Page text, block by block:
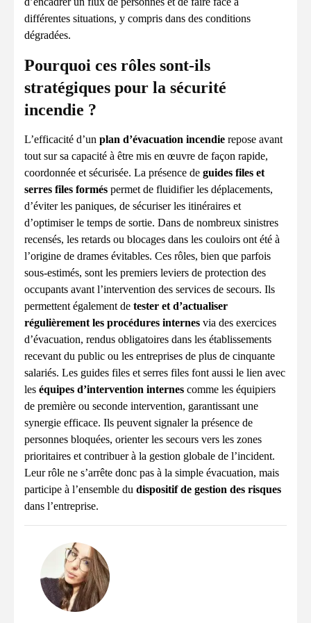
différentes situations, y compris dans des conditions
dégradées.
Pourquoi ces rôles sont-ils
stratégiques pour la sécurité
incendie ?
L’efficacité d’un plan d’évacuation incendie repose avant
tout sur sa capacité à être mis en œuvre de façon rapide,
coordonnée et sécurisée. La présence de guides files et
serres files formés permet de fluidifier les déplacements,
d’éviter les paniques, de sécuriser les itinéraires et
d’optimiser le temps de sortie. Dans de nombreux sinistres
recensés, les retards ou blocages dans les couloirs ont été à
l’origine de drames évitables. Ces rôles, bien que parfois
sous-estimés, sont les premiers leviers de protection des
occupants avant l’intervention des services de secours. Ils
permettent également de tester et d’actualiser
régulièrement les procédures internes via des exercices
d’évacuation, rendus obligatoires dans les établissements
recevant du public ou les entreprises de plus de cinquante
salariés. Les guides files et serres files font aussi le lien avec
les équipes d’intervention internes comme les équipiers
de première ou seconde intervention, garantissant une
synergie efficace. Ils peuvent signaler la présence de
personnes bloquées, orienter les secours vers les zones
prioritaires et contribuer à la gestion globale de l’incident.
Leur rôle ne s’arrête donc pas à la simple évacuation, mais
participe à l’ensemble du dispositif de gestion des risques
dans l’entreprise.